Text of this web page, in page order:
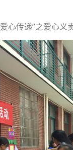
传递”之爱心义